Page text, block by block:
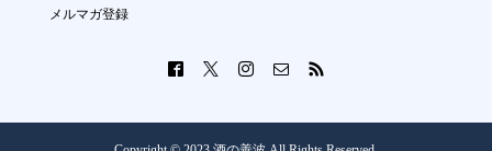
メルマガ登録